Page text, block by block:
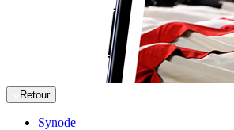
Retour
Synode